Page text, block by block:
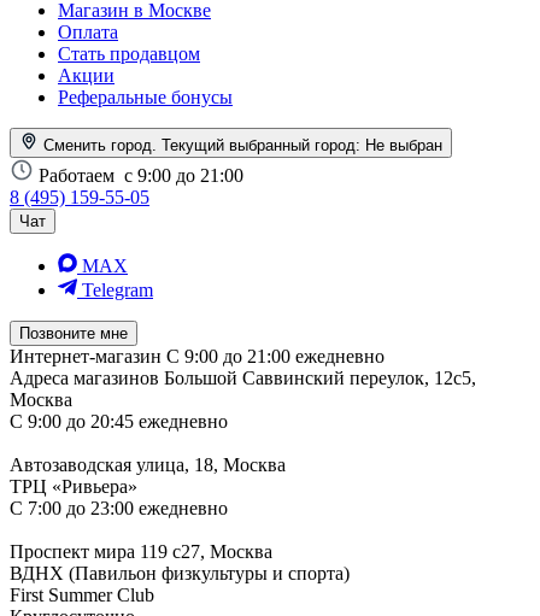
Магазин в Москве
Оплата
Стать продавцом
Акции
Реферальные бонусы
Сменить город. Текущий выбранный город: Не выбран
Работаем с 9:00 до 21:00
8 (495) 159-55-05
Чат
MAX
Telegram
Позвоните мне
Интернет-магазин С 9:00 до 21:00 ежедневно
Адреса магазинов Большой Саввинский переулок, 12с5,
Москва
С 9:00 до 20:45 ежедневно
Автозаводская улица, 18, Москва
ТРЦ «Ривьера»
С 7:00 до 23:00 ежедневно
Проспект мира 119 с27, Москва
ВДНХ (Павильон физкультуры и спорта)
First Summer Club